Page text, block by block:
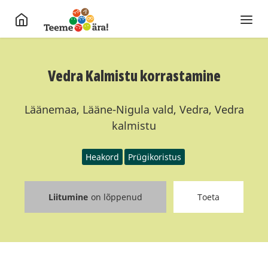
Vedra Kalmistu korrastamine
Läänemaa, Lääne-Nigula vald, Vedra, Vedra
kalmistu
Heakord Prügikoristus
Liitumine on lõppenud Toeta